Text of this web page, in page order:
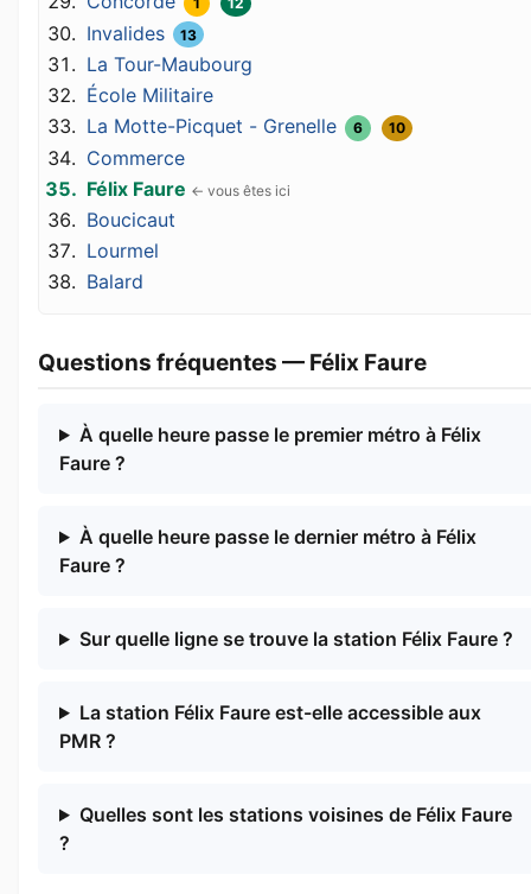
Invalides 13
La Tour-Maubourg
École Militaire
La Motte-Picquet - Grenelle
6 10
Commerce
Félix Faure
Boucicaut
Lourmel
Balard
Questions fréquentes — Félix Faure
À quelle heure passe le premier métro à Félix
Faure ?
À quelle heure passe le dernier métro à Félix
Faure ?
Sur quelle ligne se trouve la station Félix Faure ?
La station Félix Faure est-elle accessible aux
PMR ?
Quelles sont les stations voisines de Félix Faure
?